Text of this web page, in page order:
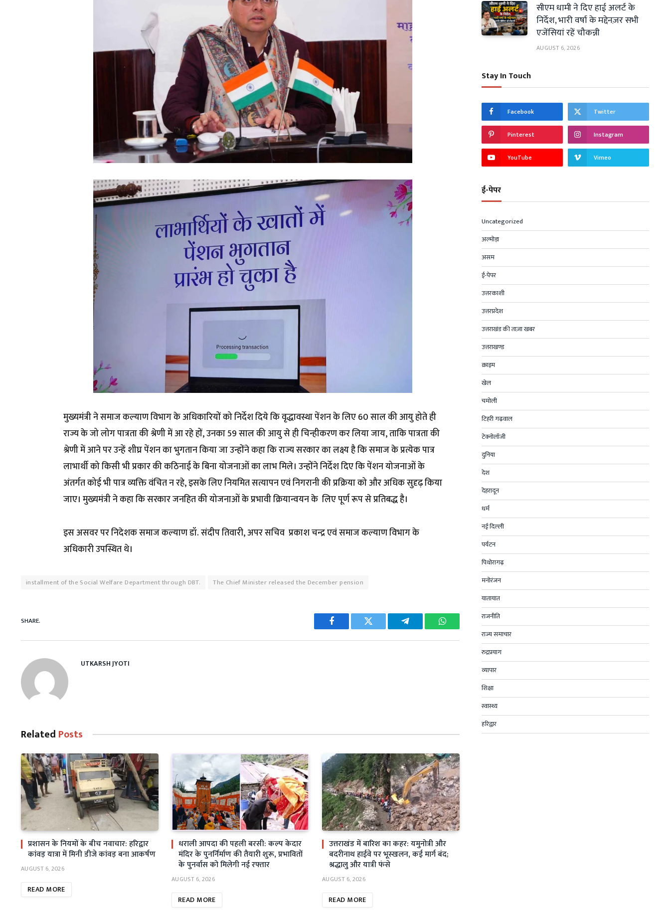
मुख्यमंत्री ने समाज कल्याण विभाग के अधिकारियों को निर्देश दिये कि वृद्धावस्था पेंशन के लिए 60 साल की आयु होते ही
राज्य के जो लोग पात्रता की श्रेणी में आ रहे हों, उनका 59 साल की आयु से ही चिन्हीकरण कर लिया जाय, ताकि पात्रता की
श्रेणी में आने पर उन्हें शीघ्र पेंशन का भुगतान किया जा उन्होंने कहा कि राज्य सरकार का लक्ष्य है कि समाज के प्रत्येक पात्र
लाभार्थी को किसी भी प्रकार की कठिनाई के बिना योजनाओं का लाभ मिले। उन्होंने निर्देश दिए कि पेंशन योजनाओं के
अंतर्गत कोई भी पात्र व्यक्ति वंचित न रहे, इसके लिए नियमित सत्यापन एवं निगरानी की प्रक्रिया को और अधिक सुदृढ़ किया
जाए। मुख्यमंत्री ने कहा कि सरकार जनहित की योजनाओं के प्रभावी क्रियान्वयन के लिए पूर्ण रूप से प्रतिबद्ध है।
इस असवर पर निदेशक समाज कल्याण डॉ. संदीप तिवारी, अपर सचिव प्रकाश चन्द्र एवं समाज कल्याण विभाग के
अधिकारी उपस्थित थे।
installment of the Social Welfare Department through DBT. The Chief Minister released the December pension
SHARE.
Facebook Twitter Telegram WhatsApp
UTKARSH JYOTI
Related Posts
प्रशासन के नियमों के बीच नवाचार: हरिद्वार
कांवड़ यात्रा में मिनी डीजे कांवड़ बना आकर्षण
AUGUST 6, 2026
READ MORE
धराली आपदा की पहली बरसी: कल्प केदार
मंदिर के पुनर्निर्माण की तैयारी शुरू, प्रभावितों
के पुनर्वास को मिलेगी नई रफ्तार
AUGUST 6, 2026
READ MORE
उत्तराखंड में बारिश का कहर: यमुनोत्री और
बदरीनाथ हाईवे पर भूस्खलन, कई मार्ग बंद;
श्रद्धालु और यात्री फंसे
AUGUST 6, 2026
READ MORE
सीएम धामी ने दिए हाई अलर्ट के
निर्देश, भारी वर्षा के मद्देनज़र सभी
एजेंसियां रहें चौकन्नी
AUGUST 6, 2026
Stay In Touch
Facebook Twitter
Pinterest Instagram
YouTube Vimeo
ई-पेपर
Uncategorized
अल्मोड़ा
असम
ई-पेपर
उत्तरकाशी
उत्तरप्रदेश
उत्तराखंड की ताज़ा खबर
उत्तराखण्ड
क्राइम
खेल
चमोली
टिहरी गढ़वाल
टेक्नोलॉजी
दुनिया
देश
देहरादून
धर्म
नई दिल्ली
पर्यटन
पिथोरागढ़
मनोरंजन
यातायात
राजनीति
राज्य समाचार
रुद्रप्रयाग
व्यापार
शिक्षा
स्वास्थ्य
हरिद्वार